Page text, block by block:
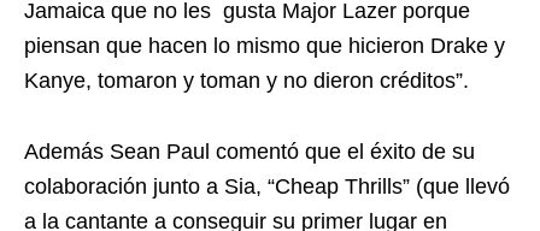
Jamaica que no les gusta Major Lazer porque
piensan que hacen lo mismo que hicieron Drake y
Kanye, tomaron y toman y no dieron créditos”.
Además Sean Paul comentó que el éxito de su
colaboración junto a Sia, “Cheap Thrills” (que llevó
a la cantante a conseguir su primer lugar en